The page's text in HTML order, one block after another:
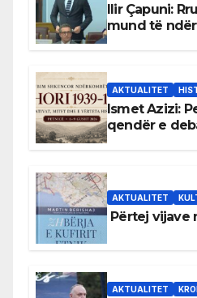
Ilir Çapuni:
mund të
AKTUALITET
Ismet Azizi:
qendër e
AKTUALITET
Përtej vijave
AKTUALITET